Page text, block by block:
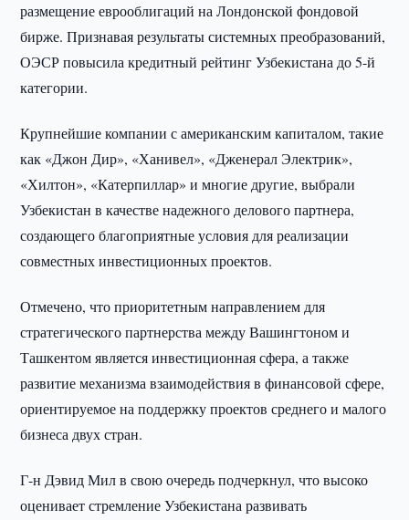
размещение еврооблигаций на Лондонской фондовой
бирже. Признавая результаты системных преобразований,
ОЭСР повысила кредитный рейтинг Узбекистана до 5-й
категории.
Крупнейшие компании с американским капиталом, такие
как «Джон Дир», «Ханивел», «Дженерал Электрик»,
«Хилтон», «Катерпиллар» и многие другие, выбрали
Узбекистан в качестве надежного делового партнера,
создающего благоприятные условия для реализации
совместных инвестиционных проектов.
Отмечено, что приоритетным направлением для
стратегического партнерства между Вашингтоном и
Ташкентом является инвестиционная сфера, а также
развитие механизма взаимодействия в финансовой сфере,
ориентируемое на поддержку проектов среднего и малого
бизнеса двух стран.
Г-н Дэвид Мил в свою очередь подчеркнул, что высоко
оценивает стремление Узбекистана развивать